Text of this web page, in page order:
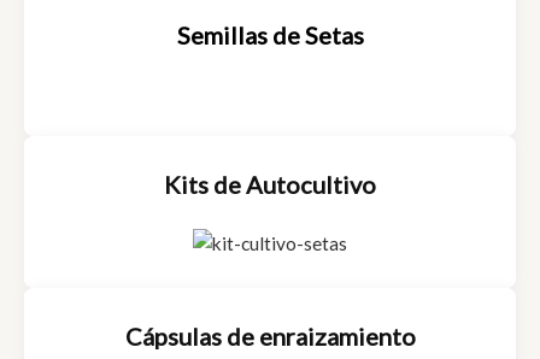
Semillas de Setas
Kits de Autocultivo
Cápsulas de enraizamiento